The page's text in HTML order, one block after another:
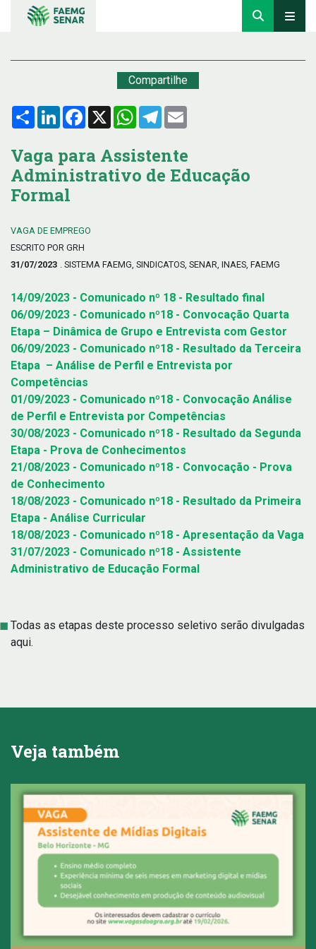
Compartilhe
Compartilhar
LinkedInFacebook
X WhatsApp
Telegram
Vaga para Assistente
Administrativo de Educação
Formal
VAGA DE EMPREGO
ESCRITO POR GRH
31/07/2023 . SISTEMA FAEMG, SINDICATOS, SENAR, INAES, FAEMG
14/09/2023 - Comunicado nº 18 - Resultado final
06/09/2023 - Comunicado nº18 - Convocação Quarta
Etapa – Dinâmica de Grupo e Entrevista com Gestor
06/09/2023 - Comunicado nº18 - Resultado da Terceira
Etapa – Análise de Perfil e Entrevista por
Competências
01/09/2023 - Comunicado nº18 - Convocação Análise
de Perfil e Entrevista por Competências
30/08/2023 - Comunicado nº18 - Resultado da Segunda
Etapa - Prova de Conhecimentos
21/08/2023 - Comunicado nº18 - Convocação - Prova
de Conhecimento
18/08/2023 - Comunicado nº18 - Resultado da Primeira
Etapa - Análise Curricular
18/08/2023 - Comunicado nº18 - Apresentação da Vaga
31/07/2023 - Comunicado nº18 - Assistente
Administrativo de Educação Formal
Todas as etapas deste processo seletivo serão divulgadas
aqui.
Veja também